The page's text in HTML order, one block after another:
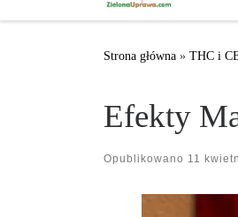
Strona główna » THC i
Efekty
Opublikowano 11